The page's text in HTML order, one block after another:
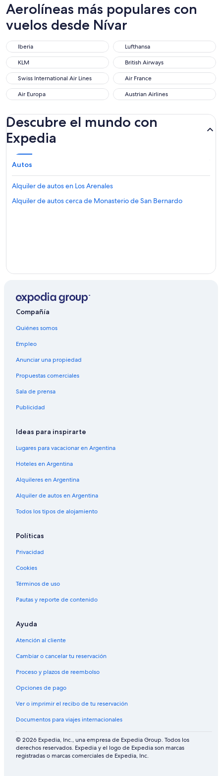
Aerolíneas más populares con
vuelos desde Nívar
Iberia
Lufthansa
KLM
British Airways
Swiss International Air Lines
Air France
Air Europa
Austrian Airlines
Descubre el mundo con
Expedia
Autos
Alquiler de autos en Los Arenales
Alquiler de autos cerca de Monasterio de San Bernardo
Compañía
Quiénes somos
Empleo
Anunciar una propiedad
Propuestas comerciales
Sala de prensa
Publicidad
Ideas para inspirarte
Lugares para vacacionar en Argentina
Hoteles en Argentina
Alquileres en Argentina
Alquiler de autos en Argentina
Todos los tipos de alojamiento
Políticas
Privacidad
Cookies
Términos de uso
Pautas y reporte de contenido
Ayuda
Atención al cliente
Cambiar o cancelar tu reservación
Proceso y plazos de reembolso
Opciones de pago
Ver o imprimir el recibo de tu reservación
Documentos para viajes internacionales
© 2026 Expedia, Inc., una empresa de Expedia Group. Todos los
derechos reservados. Expedia y el logo de Expedia son marcas
registradas o marcas comerciales de Expedia, Inc.